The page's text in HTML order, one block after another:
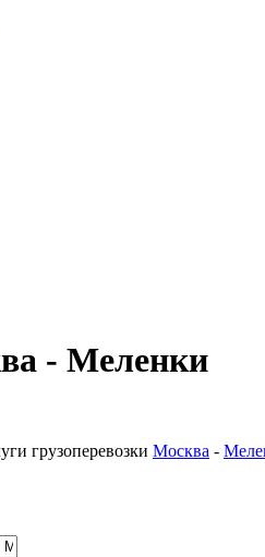
- Меленки
грузоперевозки Москва -